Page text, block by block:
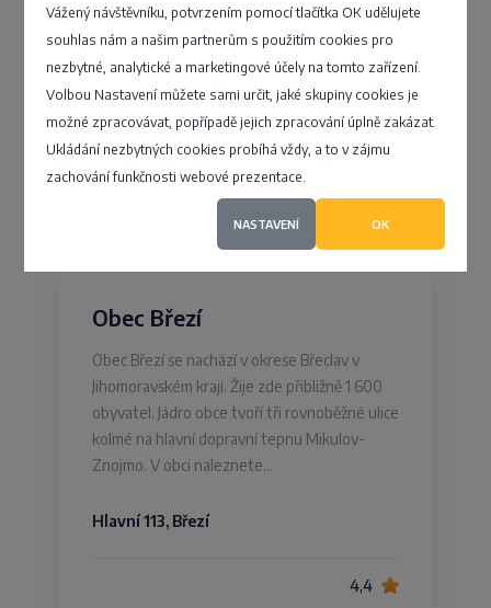
Vážený návštěvníku, potvrzením pomocí tlačítka OK udělujete
souhlas nám a našim partnerům s použitím cookies pro
nezbytné, analytické a marketingové účely na tomto zařízení.
Volbou Nastavení můžete sami určit, jaké skupiny cookies je
možné zpracovávat, popřípadě jejich zpracování úplně zakázat.
Ukládání nezbytných cookies probíhá vždy, a to v zájmu
zachování funkčnosti webové prezentace.
NASTAVENÍ OK
Obec Zdíkov
Zdíkov 215, Zdíkov - Zdíkov
4,7
Obec Březí
Obec Březí se nachází v okrese Břeclav v
Jihomoravském kraji. Žije zde přibližně 1 600
obyvatel. Jádro obce tvoří tři rovnoběžné ulice
kolmé na hlavní dopravní tepnu Mikulov-
Znojmo. V obci naleznete…
Hlavní 113, Březí
4,4